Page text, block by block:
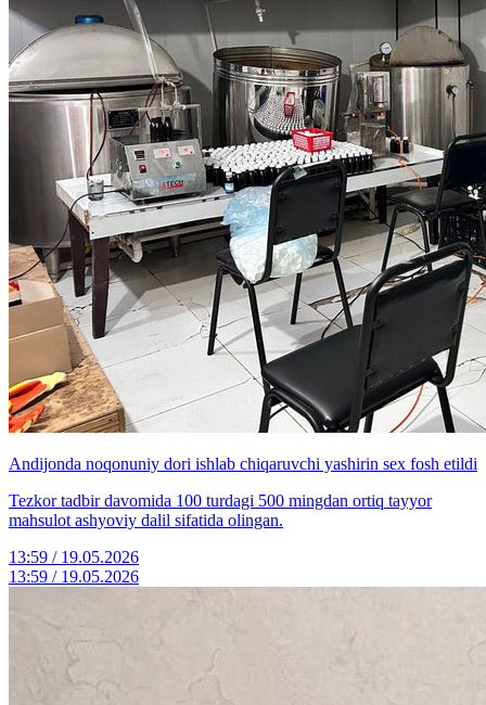
Andijonda noqonuniy dori ishlab chiqaruvchi yashirin sex fosh etildi
Tezkor tadbir davomida 100 turdagi 500 mingdan ortiq tayyor
mahsulot ashyoviy dalil sifatida olingan.
13:59 / 19.05.2026
13:59 / 19.05.2026